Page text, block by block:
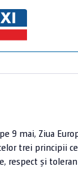
MOBILE
9 mai, Ziua
trei principii
respect și